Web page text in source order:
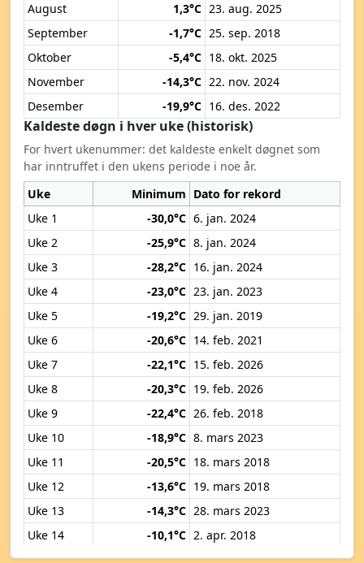
August
1,3°C 23. aug. 2025
September
-1,7°C 25. sep. 2018
Oktober
-5,4°C 18. okt. 2025
November
-14,3°C 22. nov. 2024
Desember
-19,9°C 16. des. 2022
Kaldeste døgn i hver uke (historisk)
For hvert ukenummer: det kaldeste enkelt døgnet som
har inntruffet i den ukens periode i noe år.
Uke
Minimum Dato for rekord
Uke 1
-30,0°C 6. jan. 2024
Uke 2
-25,9°C 8. jan. 2024
Uke 3
-28,2°C 16. jan. 2024
Uke 4
-23,0°C 23. jan. 2023
Uke 5
-19,2°C 29. jan. 2019
Uke 6
-20,6°C 14. feb. 2021
Uke 7
-22,1°C 15. feb. 2026
Uke 8
-20,3°C 19. feb. 2026
Uke 9
-22,4°C 26. feb. 2018
Uke 10
-18,9°C 8. mars 2023
Uke 11
-20,5°C 18. mars 2018
Uke 12
-13,6°C 19. mars 2018
Uke 13
-14,3°C 28. mars 2023
Uke 14
-10,1°C 2. apr. 2018
Uke 15
-5,1°C 12. apr. 2019